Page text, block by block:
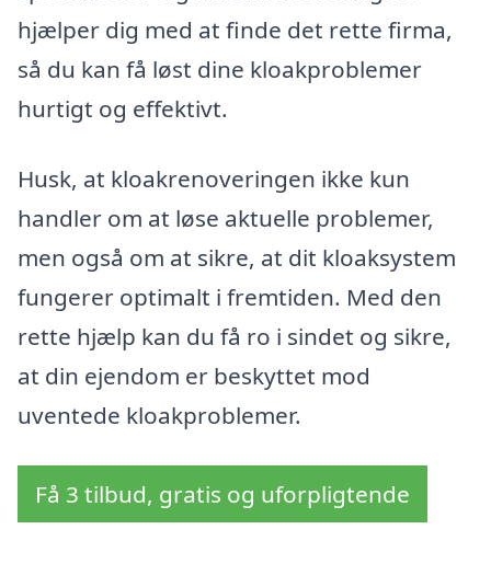
hjælper dig med at finde det rette firma,
så du kan få løst dine kloakproblemer
hurtigt og effektivt.
Husk, at kloakrenoveringen ikke kun
handler om at løse aktuelle problemer,
men også om at sikre, at dit kloaksystem
fungerer optimalt i fremtiden. Med den
rette hjælp kan du få ro i sindet og sikre,
at din ejendom er beskyttet mod
uventede kloakproblemer.
Få 3 tilbud, gratis og uforpligtende